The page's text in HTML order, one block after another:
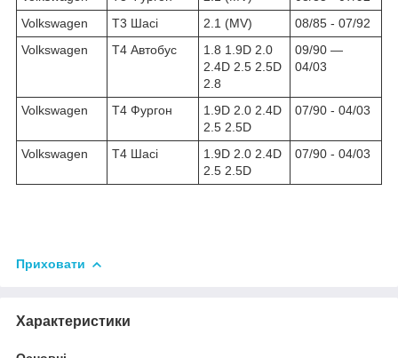
Volkswagen
T3 Шасі 2.1 (MV)
08/85 - 07/92
Volkswagen
T4 Автобус
1.8 1.9D 2.0
2.4D 2.5 2.5D
2.8
09/90 ―
04/03
Volkswagen T4 Фургон
1.9D 2.0 2.4D
2.5 2.5D
07/90 - 04/03
Volkswagen T4 Шасі
1.9D 2.0 2.4D
2.5 2.5D
07/90 - 04/03
Приховати
Характеристики